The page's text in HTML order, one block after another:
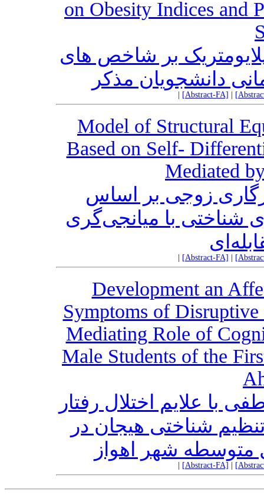
on Obesity Indices and
بر شاخص های
دانشجویان مذکر
[Abstract-FA]
Model of Structural
Based on Self-
Mediated
زوجی بر اساس
شناختی با میانجی‌گری
[Abstract-FA]
Development an
Symptoms of
Mediating Role of
Male Students of the
با علایم اختلال رفتار
شناختی هیجان در
متوسطه شهر اهواز
[Abstract-FA]